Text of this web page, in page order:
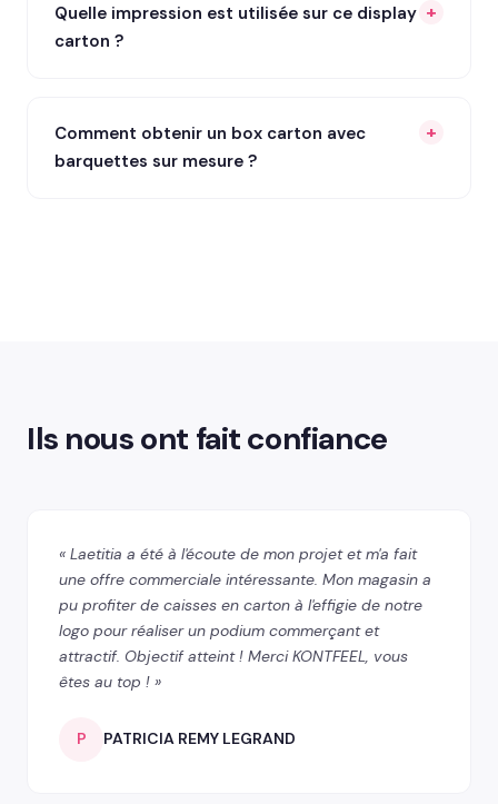
Quelle impression est utilisée sur ce display
carton ?
Comment obtenir un box carton avec
barquettes sur mesure ?
Ils nous ont fait confiance
« Laetitia a été à l'écoute de mon projet et m'a fait
une offre commerciale intéressante. Mon magasin a
pu profiter de caisses en carton à l'effigie de notre
logo pour réaliser un podium commerçant et
attractif. Objectif atteint ! Merci KONTFEEL, vous
êtes au top ! »
P PATRICIA REMY LEGRAND